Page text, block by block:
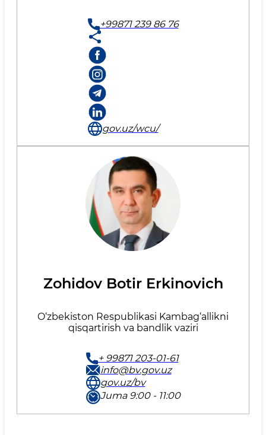
+99871 239 86 76
gov.uz/wcu/
Zohidov Botir Erkinovich
O‘zbekiston Respublikasi Kambag‘allikni
qisqartirish va bandlik vaziri
+ 99871 203-01-61
info@bv.gov.uz
gov.uz/bv
Juma 9:00 - 11:00